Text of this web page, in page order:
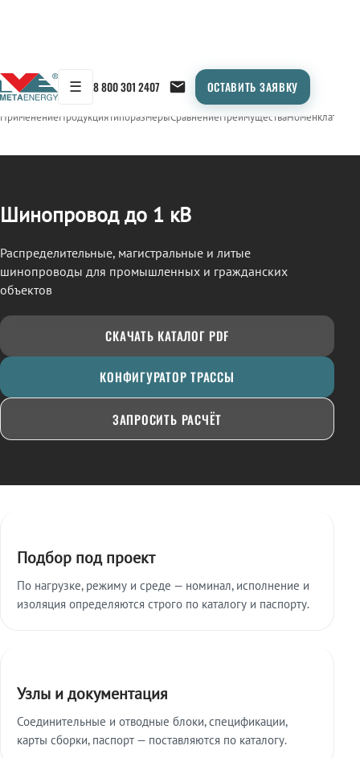
☰ 8 800 301 2407 ОСТАВИТЬ ЗАЯВКУ
← Продукция/ШИНОПРОВОД
ПрименениеПродукцияТипоразмерыСравнениеПреимуществаНоменклатура
Шинопровод до 1 кВ
Распределительные, магистральные и литые
шинопроводы для промышленных и гражданских
объектов
СКАЧАТЬ КАТАЛОГ PDF
КОНФИГУРАТОР ТРАССЫ
ЗАПРОСИТЬ РАСЧЁТ
Подбор под проект
По нагрузке, режиму и среде — номинал, исполнение и
изоляция определяются строго по каталогу и паспорту.
Узлы и документация
Соединительные и отводные блоки, спецификации,
карты сборки, паспорт — поставляются по каталогу.